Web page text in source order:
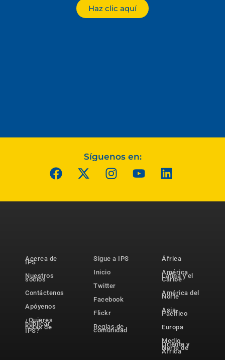
Haz clic aquí
Síguenos en:
Acerca de
IPS
Nuestros
socios
Contáctenos
Apóyenos
¿Quieres
publicar
notas de
IPS?
Sigue a IPS
Inicio
Twitter
Facebook
Flickr
Reglas de
comunidad
África
América
Latina y el
Caribe
América del
Norte
Asia-
Pacífico
Europa
Medio
Oriente y
Norte de
África